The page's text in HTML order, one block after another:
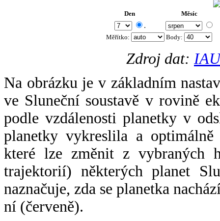
Den Měsíc
.
Měřítko: Body:
Zdroj dat:
Na obrázku je v základním
ve Sluneční soustavě v rovině
podle vzdálenosti planetky v
planetky vykreslila a
které lze změnit z vybraných
trajektorií) některých planet
naznačuje, zda se planetka
ní (červeně).